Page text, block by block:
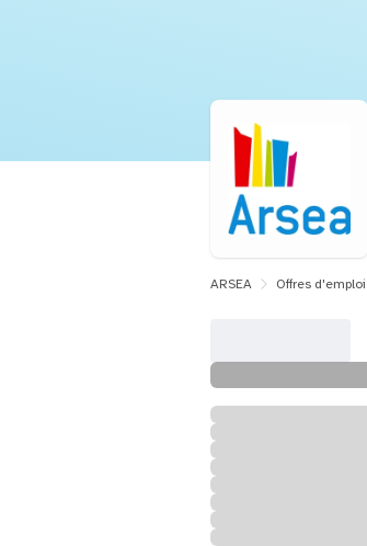
ARSEA Offres d'emploi